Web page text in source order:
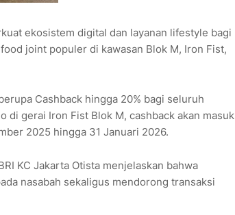
ekosistem digital dan layanan lifestyle bagi
joint populer di kawasan Blok M, Iron Fist,
Cashback hingga 20% bagi seluruh
di gerai Iron Fist Blok M, cashback akan masuk
2025 hingga 31 Januari 2026.
KC Jakarta Otista menjelaskan bahwa
nasabah sekaligus mendorong transaksi